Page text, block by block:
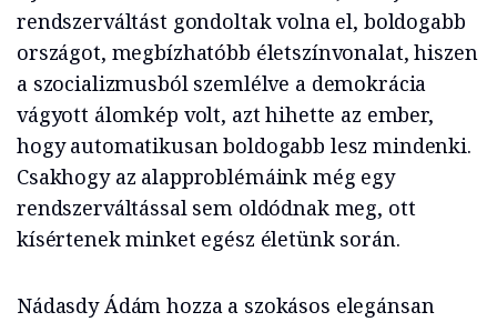
rendszerváltást gondoltak volna el, boldogabb
országot, megbízhatóbb életszínvonalat, hiszen
a szocializmusból szemlélve a demokrácia
vágyott álomkép volt, azt hihette az ember,
hogy automatikusan boldogabb lesz mindenki.
Csakhogy az alapproblémáink még egy
rendszerváltással sem oldódnak meg, ott
kísértenek minket egész életünk során.
Nádasdy Ádám hozza a szokásos elegánsan